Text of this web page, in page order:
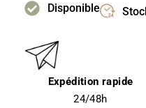
Disponible
Expédition rapide
24/48h